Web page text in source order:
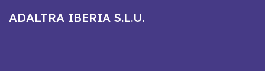
ADALTRA IBERIA S.L.U.